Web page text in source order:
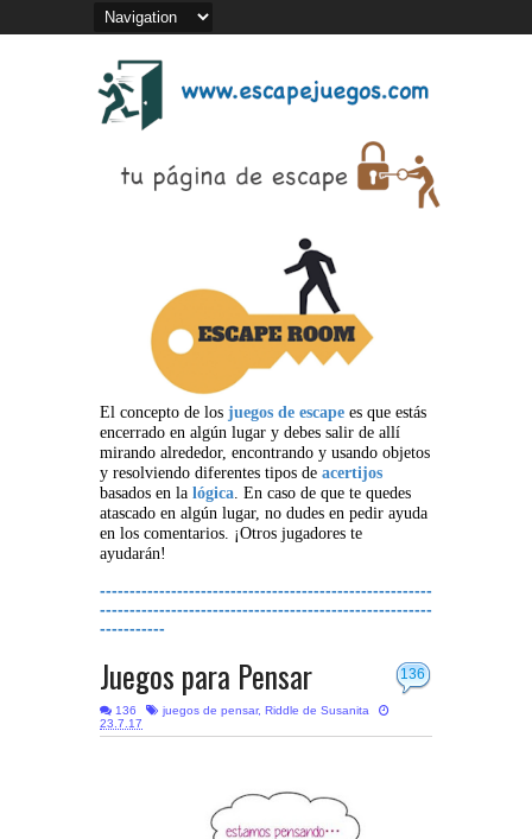
El concepto de los juegos de escape es que estás
encerrado en algún lugar y debes salir de allí
mirando alrededor, encontrando y usando objetos
y resolviendo diferentes tipos de acertijos
basados en la lógica. En caso de que te quedes
atascado en algún lugar, no dudes en pedir ayuda
en los comentarios. ¡Otros jugadores te
ayudarán!
--------------------------------------------------------
--------------------------------------------------------
-----------
136
Juegos para Pensar
136 juegos de pensar, Riddle de Susanita
23.7.17